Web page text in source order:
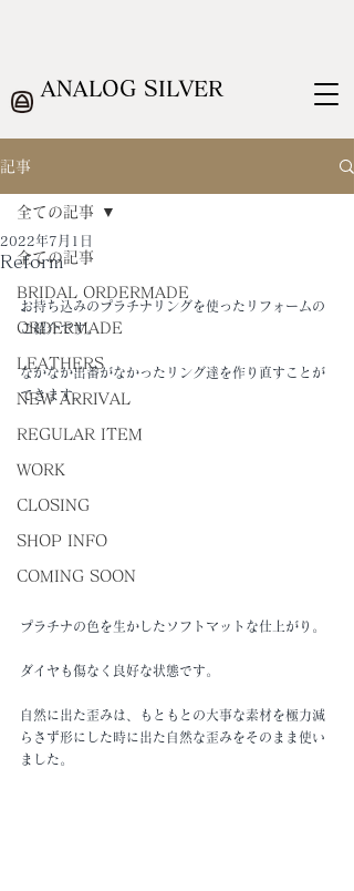
ANALOG SILVER
記事
全ての記事
BRIDAL ORDERMADE
ORDERMADE
LEATHERS
NEW ARRIVAL
REGULAR ITEM
WORK
CLOSING
SHOP INFO
COMING SOON
全ての記事
Reform
2022年7月1日
お持ち込みのプラチナリングを使ったリフォームの
ご紹介です。
なかなか出番がなかったリング達を作り直すことが
できます。
プラチナの色を生かしたソフトマットな仕上がり。
ダイヤも傷なく良好な状態です。
自然に出た歪みは、もともとの大事な素材を極力減
らさず形にした時に出た自然な歪みをそのまま使い
ました。